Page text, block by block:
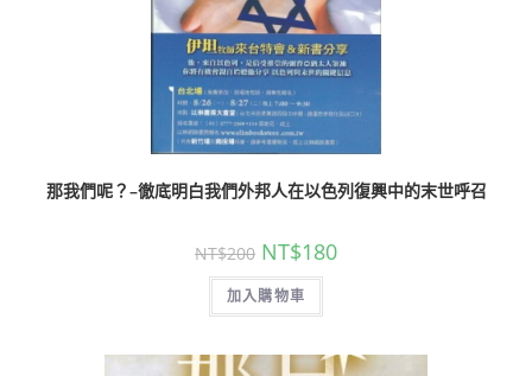
那我們呢？–徹底明白我們外邦人在以色列復興中的末世呼召
NT$200 NT$180
加入購物車